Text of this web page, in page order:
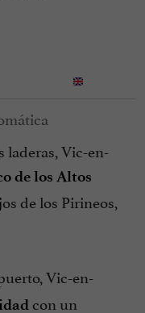
laderas, Vic-en-
de los Altos
de los Pirineos,
Vic-en-
con un